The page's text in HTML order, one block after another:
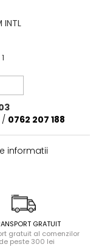
INTL
1
/ 0762 207 188
informatii
GRATUIT
gratuit al comenzilor
de peste 300 lei